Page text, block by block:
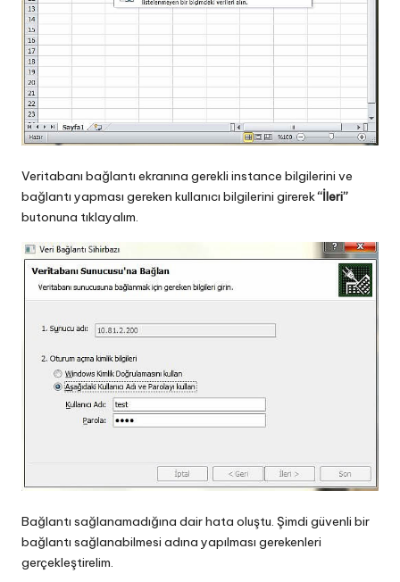
Veritabanı bağlantı ekranına gerekli instance bilgilerini ve
bağlantı yapması gereken kullanıcı bilgilerini girerek“İleri”
butonuna tıklayalım.
Bağlantı sağlanamadığına dair hata oluştu. Şimdi güvenli bir
bağlantı sağlanabilmesi adına yapılması gerekenleri
gerçekleştirelim.